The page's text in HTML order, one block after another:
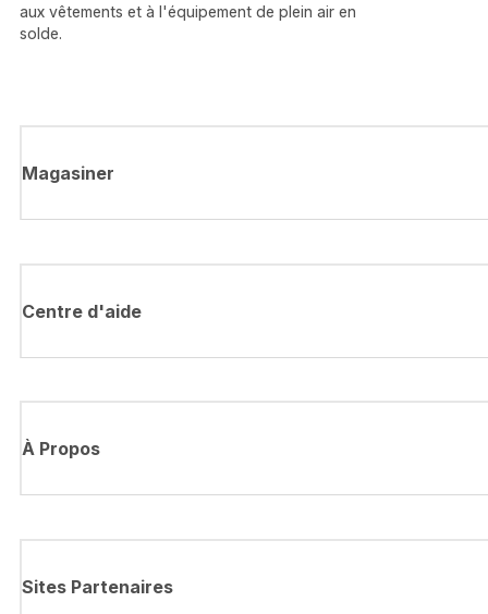
aux vêtements et à l'équipement de plein air en
solde.
Magasiner
Centre d'aide
À Propos
Sites Partenaires